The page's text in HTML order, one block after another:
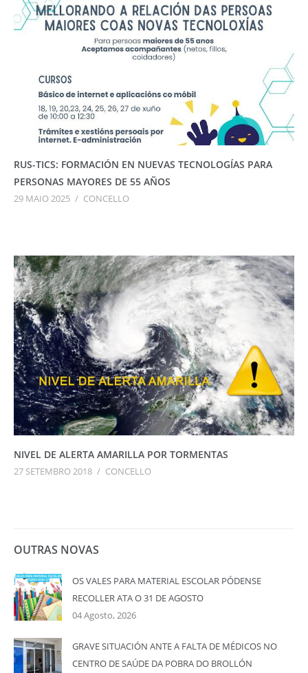
RUS-TICS: FORMACIÓN EN NUEVAS TECNOLOGÍAS PARA
PERSONAS MAYORES DE 55 AÑOS
29 MAIO 2025 / CONCELLO
NIVEL DE ALERTA AMARILLA POR TORMENTAS
27 SETEMBRO 2018 / CONCELLO
OUTRAS NOVAS
OS VALES PARA MATERIAL ESCOLAR PÓDENSE
RECOLLER ATA O 31 DE AGOSTO
04 Agosto, 2026
GRAVE SITUACIÓN ANTE A FALTA DE MÉDICOS NO
CENTRO DE SAÚDE DA POBRA DO BROLLÓN